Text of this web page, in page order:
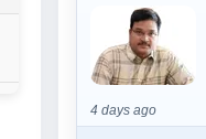
4 days ago